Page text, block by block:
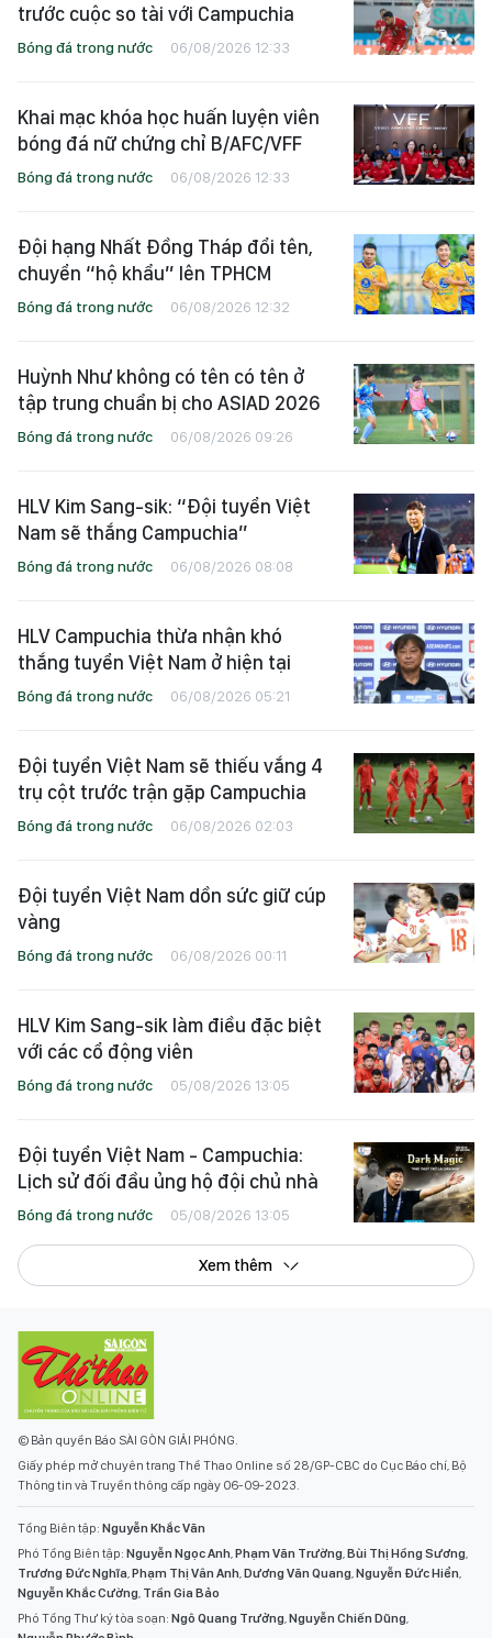
trước cuộc so tài với Campuchia
Bóng đá trong nước 06/08/2026 12:33
Khai mạc khóa học huấn luyện viên
bóng đá nữ chứng chỉ B/AFC/VFF
Bóng đá trong nước 06/08/2026 12:33
Đội hạng Nhất Đồng Tháp đổi tên,
chuyển “hộ khẩu” lên TPHCM
Bóng đá trong nước 06/08/2026 12:32
Huỳnh Như không có tên có tên ở
tập trung chuẩn bị cho ASIAD 2026
Bóng đá trong nước 06/08/2026 09:26
HLV Kim Sang-sik: “Đội tuyển Việt
Nam sẽ thắng Campuchia”
Bóng đá trong nước 06/08/2026 08:08
HLV Campuchia thừa nhận khó
thắng tuyển Việt Nam ở hiện tại
Bóng đá trong nước 06/08/2026 05:21
Đội tuyển Việt Nam sẽ thiếu vắng 4
trụ cột trước trận gặp Campuchia
Bóng đá trong nước 06/08/2026 02:03
Đội tuyển Việt Nam dồn sức giữ cúp
vàng
Bóng đá trong nước 06/08/2026 00:11
HLV Kim Sang-sik làm điều đặc biệt
với các cổ động viên
Bóng đá trong nước 05/08/2026 13:05
Đội tuyển Việt Nam - Campuchia:
Lịch sử đối đầu ủng hộ đội chủ nhà
Bóng đá trong nước 05/08/2026 13:05
Xem thêm
© Bản quyền Báo SÀI GÒN GIẢI PHÓNG.
Giấy phép mở chuyên trang Thể Thao Online số 28/GP-CBC do Cục Báo chí, Bộ
Thông tin và Truyền thông cấp ngày 06-09-2023.
Tổng Biên tập: Nguyễn Khắc Văn
Phó Tổng Biên tập: Nguyễn Ngọc Anh,Phạm Văn Trường,Bùi Thị Hồng Sương,
Trương Đức Nghĩa,Phạm Thị Vân Anh,Dương Văn Quang,Nguyễn Đức Hiển,
Nguyễn Khắc Cường, Trần Gia Bảo
Phó Tổng Thư ký tòa soạn: Ngô Quang Trưởng,Nguyễn Chiến Dũng,